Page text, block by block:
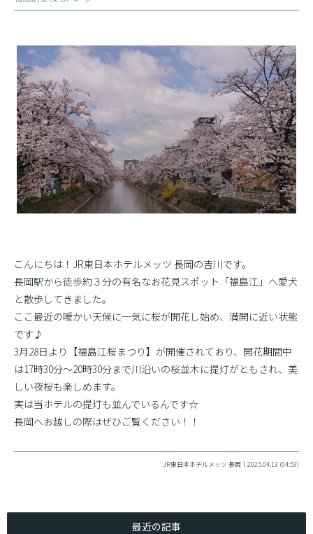
こんにちは！JR東日本ホテルメッツ 長岡の吉川です。
長岡駅から徒歩約３分の有名なお花見スポット「福島江」へ愛犬
と散歩してきました。
ここ最近の暖かい天候に一気に桜が開花し始め、満開に近い状態
です♪
3月28日より【福島江桜まつり】が開催されており、開花期間中
は17時30分〜20時30分まで川沿いの桜並木に提灯がともされ、美
しい夜桜も楽しめます。
実は当ホテルの提灯も並んでいるんです☆
長岡へお越しの際はぜひご覧ください！！
JR東日本ホテルメッツ 長岡｜2025.04.13 (04:53)
最近の記事